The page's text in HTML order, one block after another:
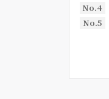
No.4
No.5